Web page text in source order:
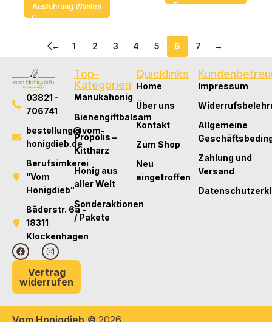
Ausführung Wählen
← 1 2 3 4 5 6 7 →
03821 -
706741
bestellung@vom-
honigdieb.de
Berufsimkerei
"Vom
Honigdieb"
Bäderstr. 6a -
18311
Klockenhagen
Vertrag
widerrufen
Top-
Kategorien
Manukahonig
Bienengiftbalsam
Propolis –
Kittharz
Honig aus
aller Welt
Sonderaktionen
/ Pakete
Quicklinks
Home
Über uns
Kontakt
Zum Shop
Neu
eingetroffen
Impressum
Allgemeine
Zahlung und
Versand